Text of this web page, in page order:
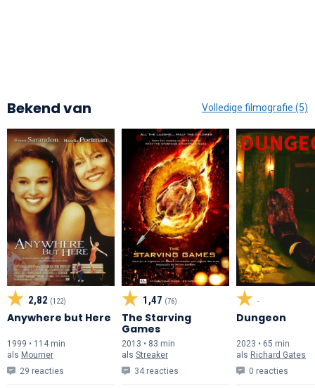
Bekend van Volledige filmografie (5)
2,82 (122)
Anywhere but Here
1999 • 114 min
als Mourner
29 reacties
1,47 (76)
The Starving
Games
2013 • 83 min
als Streaker
34 reacties
-
Dungeon
2023 • 65 min
als Richard Gates
0 reacties